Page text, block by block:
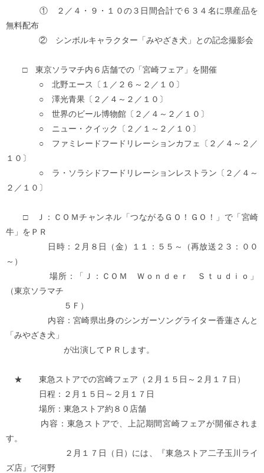
① ２／４・９・１０の３日間合計で６３４名に県産品を
無料配布
② シンボルキャラクター「みやざき犬」との記念撮影会
□ 東京ソラマチ内６店舗での「宮崎フェア」を開催
○ 北野エース〔１／２６～２／１０〕
○ 澤光青果〔２／４～２／１０〕
○ 世界のビール博物館〔２／４～２／１０〕
○ ニュー・クイック〔２／１～２／１０〕
○ ファミレードフードリレーションカフェ〔２／４～２／
１０〕
○ ラ・ソラシドフードリレーションレストラン〔２／４～
２／１０〕
□ Ｊ：ＣＯＭチャンネル「つながるＧＯ！ＧＯ！」で「宮崎
牛」をＰＲ
日時：２月８日（金）１１：５５～（再放送２３：００
～）
場所：「Ｊ：ＣＯＭ Ｗｏｎｄｅｒ Ｓｔｕｄｉｏ」
（東京ソラマチ
５Ｆ）
内容：宮崎県出身のシンガーソングライター香蓮さんと
「みやざき犬」
が出演してＰＲします。
★ 東急ストアでの宮崎フェア（２月１５日～２月１７日）
日程：２月１５日～２月１７日
場所：東急ストア約８０店舗
内容：東急ストアで、上記期間宮崎フェアが開催されま
す。
２月１７日（日）には、『東急ストア二子玉川ライ
ズ店』で河野